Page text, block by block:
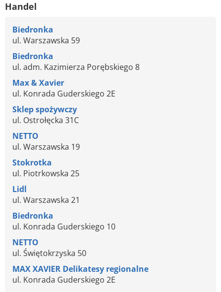
Handel
Biedronka
ul. Warszawska 59
Biedronka
ul. adm. Kazimierza Porębskiego 8
Max & Xavier
ul. Konrada Guderskiego 2E
Sklep spożywczy
ul. Ostrołęcka 31C
NETTO
ul. Warszawska 19
Stokrotka
ul. Piotrkowska 25
Lidl
ul. Warszawska 21
Biedronka
ul. Konrada Guderskiego 10
NETTO
ul. Świętokrzyska 50
MAX XAVIER Delikatesy regionalne
ul. Konrada Guderskiego 2E